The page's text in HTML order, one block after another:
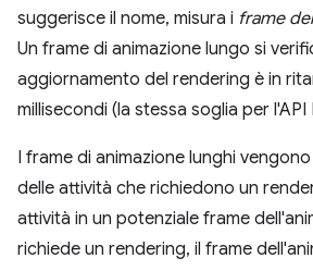
suggerisce il nome, misura i frame
Un frame di animazione lungo si
aggiornamento del rendering è in
millisecondi (la stessa soglia per l'API
I frame di animazione lunghi
delle attività che richiedono un
attività in un potenziale frame
richiede un rendering, il frame